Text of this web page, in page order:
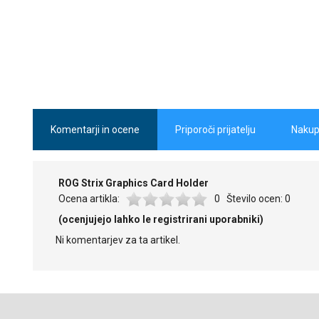
Komentarji in ocene
Priporoči prijatelju
ROG Strix Graphics Card Holder
Ocena artikla:
0 Število ocen: 0
(ocenjujejo lahko le registrirani uporabniki)
Ni komentarjev za ta artikel.